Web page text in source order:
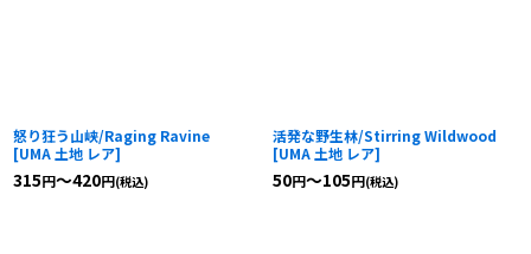
怒り狂う山峡/Raging Ravine
[UMA 土地 レア]
315円～420円(税込)
活発な野生林/Stirring Wildwood
[UMA 土地 レア]
50円～105円(税込)